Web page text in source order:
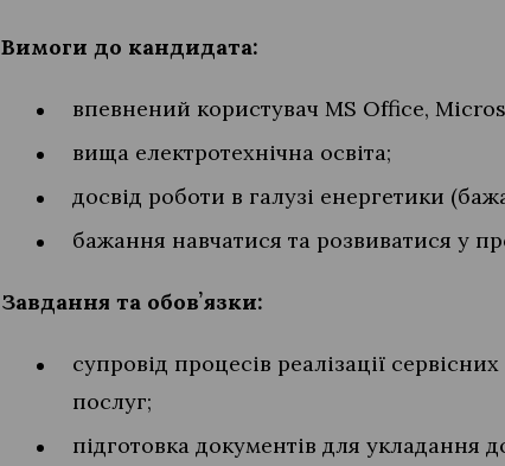
Вимоги до кандидата:
впевнений користувач MS Office,
вища електротехнічна освіта;
досвід роботи в галузі енергетики
бажання навчатися та розвиватися у
Завдання та обовʼязки:
супровід процесів реалізації
послуг;
підготовка документів для укладання